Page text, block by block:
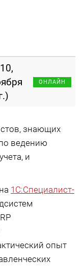
ОНЛАЙН
знающих
ведению
и
1С:Специалист-
опыт